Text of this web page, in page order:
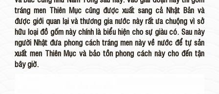
tráng men Thiên Mục cũng được xuất sang cả Nhật Bản và
được giới quan lại và thương gia nước này rất ưa chuộng vì sở
hữu loại đồ gốm này chính là biểu hiện cho sự giàu có. Sau này
người Nhật đưa phong cách tráng men này về nước để tự sản
xuất men Thiên Mục và bảo tồn phong cách này cho đến tận
bây giờ.